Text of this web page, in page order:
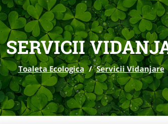
SERVICII
Toaleta Ecologica / Servicii Vidanjare